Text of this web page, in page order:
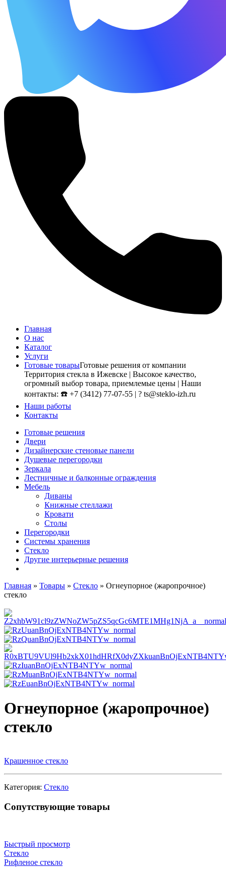
Главная
О нас
Каталог
Услуги
Готовые товарыГотовые решения от компании
Территория стекла в Ижевске | Высокое качество,
огромный выбор товара, приемлемые цены | Наши
контакты: ☎️ +7 (3412) 77-07-55 | ? ts@steklo-izh.ru
Наши работы
Контакты
Готовые решения
Двери
Дизайнерские стеновые панели
Душевые перегородки
Зеркала
Лестничные и балконные ограждения
Мебель
Диваны
Книжные стеллажи
Кровати
Столы
Перегородки
Системы хранения
Стекло
Другие интерьерные решения
Главная » Товары » Стекло » Огнеупорное (жаропрочное)
стекло
Огнеупорное (жаропрочное)
стекло
Крашенное стекло
Категория: Стекло
Сопутствующие товары
Быстрый просмотр
Стекло
Рифленое стекло